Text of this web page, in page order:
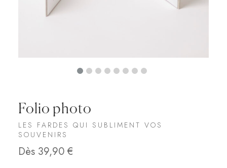
Folio photo
LES FARDES QUI SUBLIMENT VOS
SOUVENIRS
Dès 39,90 €